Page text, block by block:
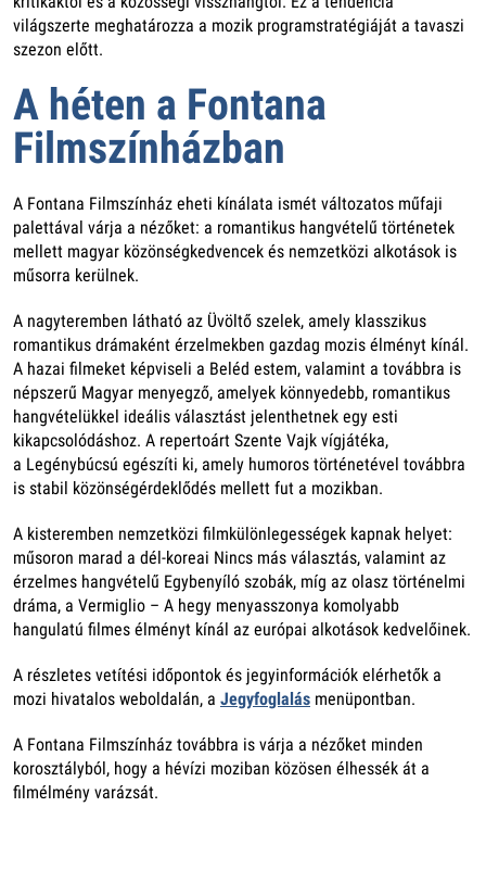
világszerte meghatározza a mozik programstratégiáját a tavaszi
szezon előtt.
A héten a Fontana
Filmszínházban
A Fontana Filmszínház eheti kínálata ismét változatos műfaji
palettával várja a nézőket: a romantikus hangvételű történetek
mellett magyar közönségkedvencek és nemzetközi alkotások is
műsorra kerülnek.
A nagyteremben látható az Üvöltő szelek, amely klasszikus
romantikus drámaként érzelmekben gazdag mozis élményt kínál.
A hazai filmeket képviseli a Beléd estem, valamint a továbbra is
népszerű Magyar menyegző, amelyek könnyedebb, romantikus
hangvételükkel ideális választást jelenthetnek egy esti
kikapcsolódáshoz. A repertoárt Szente Vajk vígjátéka,
a Legénybúcsú egészíti ki, amely humoros történetével továbbra
is stabil közönségérdeklődés mellett fut a mozikban.
A kisteremben nemzetközi filmkülönlegességek kapnak helyet:
műsoron marad a dél-koreai Nincs más választás, valamint az
érzelmes hangvételű Egybenyíló szobák, míg az olasz történelmi
dráma, a Vermiglio – A hegy menyasszonya komolyabb
hangulatú filmes élményt kínál az európai alkotások kedvelőinek.
A részletes vetítési időpontok és jegyinformációk elérhetők a
mozi hivatalos weboldalán, a Jegyfoglalás menüpontban.
A Fontana Filmszínház továbbra is várja a nézőket minden
korosztályból, hogy a hévízi moziban közösen élhessék át a
filmélmény varázsát.